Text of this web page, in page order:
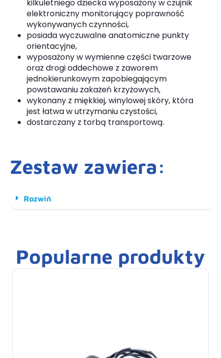
kilkuletniego dziecka wyposażony w czujnik
elektroniczny monitorujący poprawność
wykonywanych czynności,
posiada wyczuwalne anatomiczne punkty
orientacyjne,
wyposażony w wymienne części twarzowe
oraz drogi oddechowe z zaworem
jednokierunkowym zapobiegającym
powstawaniu zakażeń krzyżowych,
wykonany z miękkiej, winylowej skóry, która
jest łatwa w utrzymaniu czystości,
dostarczany z torbą transportową.
Zestaw zawiera:
Rozwiń
Popularne produkty